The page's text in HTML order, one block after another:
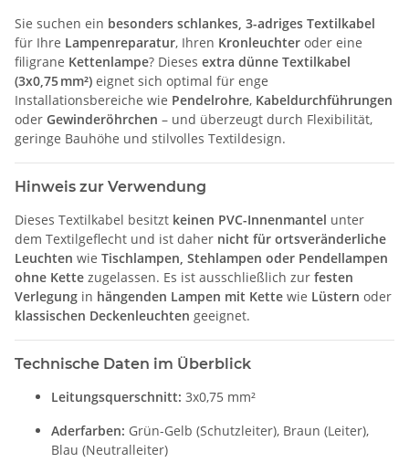
Sie suchen ein besonders schlankes, 3-adriges Textilkabel
für Ihre Lampenreparatur, Ihren Kronleuchter oder eine
filigrane Kettenlampe? Dieses extra dünne Textilkabel
(3x0,75 mm²) eignet sich optimal für enge
Installationsbereiche wie Pendelrohre, Kabeldurchführungen
oder Gewinderöhrchen – und überzeugt durch Flexibilität,
geringe Bauhöhe und stilvolles Textildesign.
Hinweis zur Verwendung
Dieses Textilkabel besitzt keinen PVC-Innenmantel unter
dem Textilgeflecht und ist daher nicht für ortsveränderliche
Leuchten wie Tischlampen, Stehlampen oder Pendellampen
ohne Kette zugelassen. Es ist ausschließlich zur festen
Verlegung in hängenden Lampen mit Kette wie Lüstern oder
klassischen Deckenleuchten geeignet.
Technische Daten im Überblick
Leitungsquerschnitt: 3x0,75 mm²
Aderfarben: Grün-Gelb (Schutzleiter), Braun (Leiter),
Blau (Neutralleiter)